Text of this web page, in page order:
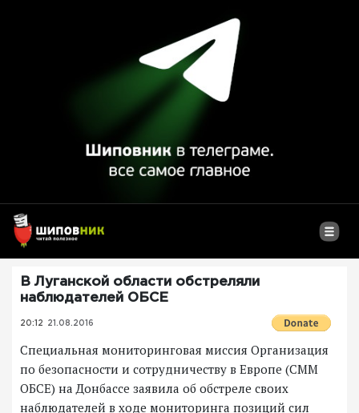
В Луганской области обстреляли
наблюдателей ОБСЕ
20:12 21.08.2016
Специальная мониторинговая миссия Организация
по безопасности и сотрудничеству в Европе (СММ
ОБСЕ) на Донбассе заявила об обстреле своих
наблюдателей в ходе мониторинга позиций сил